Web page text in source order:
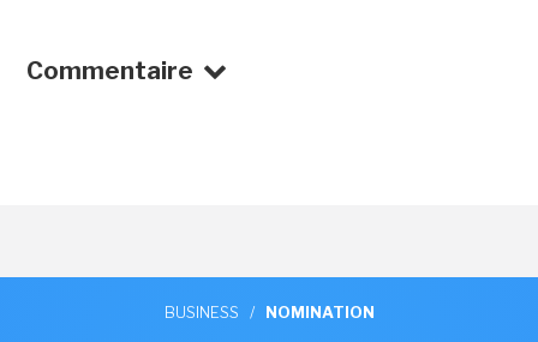
Commentaire
BUSINESS / NOMINATION